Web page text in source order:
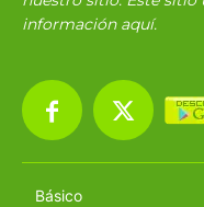
información aquí.
Básico